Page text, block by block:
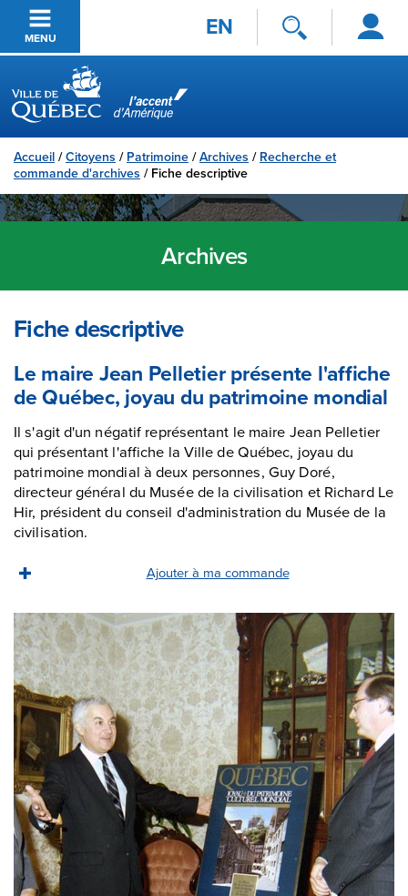
Passer au contenu principal
MENU EN
Se
connecter
Ville de Québec
Accueil /Citoyens / Patrimoine /Archives / Recherche et
commande d'archives / Fiche descriptive
Archives
Fiche descriptive
Le maire Jean Pelletier présente l'affiche
de Québec, joyau du patrimoine mondial
Il s'agit d'un négatif représentant le maire Jean Pelletier
qui présentant l'affiche la Ville de Québec, joyau du
patrimoine mondial à deux personnes, Guy Doré,
directeur général du Musée de la civilisation et Richard Le
Hir, président du conseil d'administration du Musée de la
civilisation.